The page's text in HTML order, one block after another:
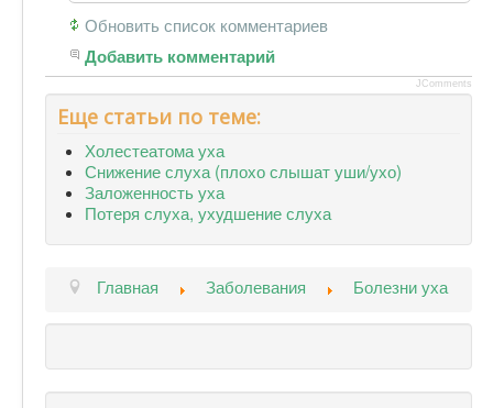
Обновить список комментариев
Добавить комментарий
JComments
Еще статьи по теме:
Холестеатома уха
Снижение слуха (плохо слышат уши/ухо)
Заложенность уха
Потеря слуха, ухудшение слуха
Главная Заболевания Болезни уха